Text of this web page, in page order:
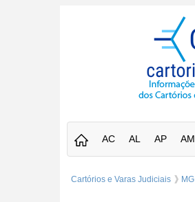
AC AL AP AM
Cartórios e Varas Judiciais MG